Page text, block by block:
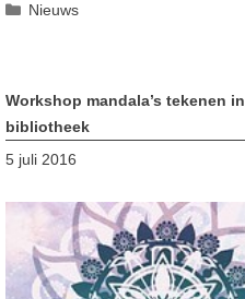
Categorieën
Nieuws
Workshop mandala’s tekenen in
bibliotheek
5 juli 2016